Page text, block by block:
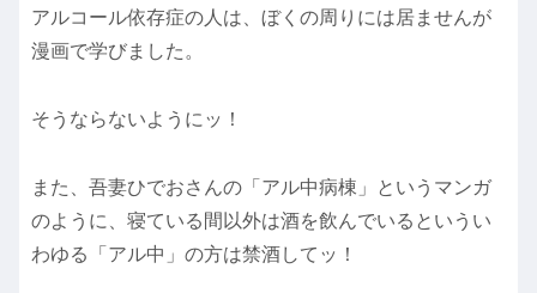
アルコール依存症の人は、ぼくの周りには居ませんが
漫画で学びました。
そうならないようにッ！
また、吾妻ひでおさんの「アル中病棟」というマンガ
のように、寝ている間以外は酒を飲んでいるというい
わゆる「アル中」の方は禁酒してッ！